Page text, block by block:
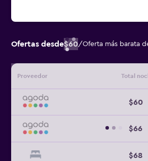
Ofertas desde$60/Oferta más barata
Proveedor Total
$60
$66
$68